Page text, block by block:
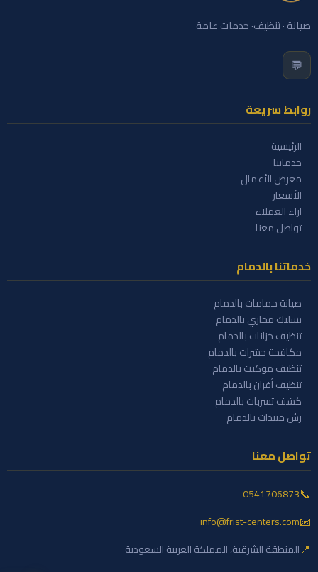
صيانة · تنظيف· خدمات عامة
💬
روابط سريعة
الرئيسية
خدماتنا
معرض الأعمال
الأسعار
آراء العملاء
تواصل معنا
خدماتنا بالدمام
صيانة حمامات بالدمام
تسليك مجاري بالدمام
تنظيف خزانات بالدمام
مكافحة حشرات بالدمام
تنظيف موكيت بالدمام
تنظيف أفران بالدمام
كشف تسربات بالدمام
رش مبيدات بالدمام
تواصل معنا
📞
0541706873
📧
info@frist-centers.com
📍المنطقة الشرقية، المملكة العربية السعودية